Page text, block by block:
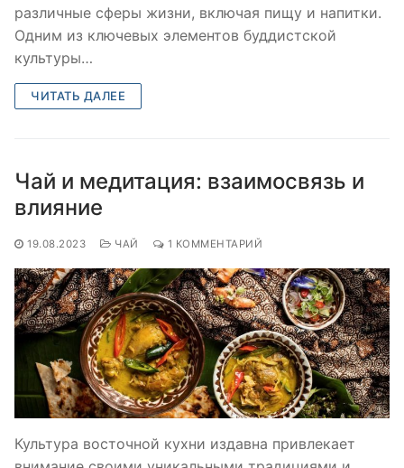
различные сферы жизни, включая пищу и напитки.
Одним из ключевых элементов буддистской
культуры…
ЧИТАТЬ ДАЛЕЕ
Чай и медитация: взаимосвязь и
влияние
19.08.2023 ЧАЙ 1 КОММЕНТАРИЙ
Культура восточной кухни издавна привлекает